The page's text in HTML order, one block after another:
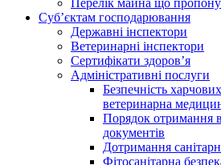
Перелік майна що
Суб’єктам господарювання
Державні інспектори
Ветеринарні інспектори
Сертифікати здоров’я
Адміністративні послуги
Безпечність
ветеринарна
Порядок отримання
документів
Дотримання
Фітосанітарна